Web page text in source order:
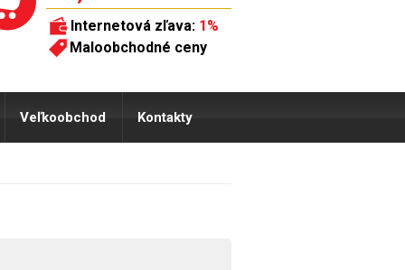
Internetová zľava: 1%
Maloobchodné ceny
Veľkoobchod Kontakty